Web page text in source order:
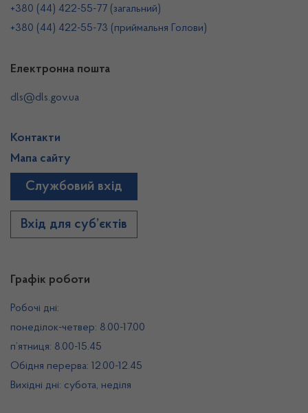
Графік роботи
Робочі дні:
понеділок-четвер: 8.00-17.00
п’ятниця: 8.00-15.45
Обідня перерва: 12.00-12.45
Вихідні дні: субота, неділя
+380 (44) 422-55-77 (загальний)
+380 (44) 422-55-73 (приймальня Голови)
Електронна пошта
dls@dls.gov.ua
Контакти
Мапа сайту
Службовий вхід
Вхід для суб’єктів